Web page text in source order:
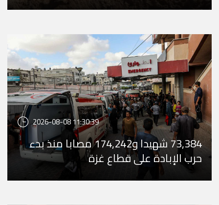
2026-08-08 11:30:39
73,384 شهيدا و174,242 مصابا منذ بدء
حرب الإبادة على قطاع غزة